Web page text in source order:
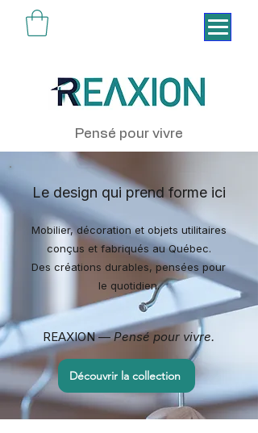
Pensé pour vivre
Le design qui prend forme ici
Mobilier, décoration et objets utilitaires
conçus et fabriqués au Québec.
Des créations durables, pensées pour
le quotidien.
REAXION —Pensé pour vivre.
Découvrir la collection